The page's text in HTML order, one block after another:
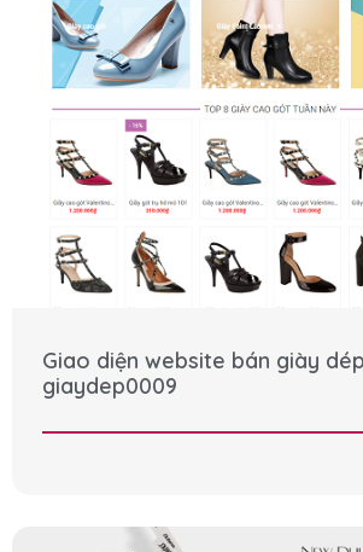
Giao diện website bán giày
giaydep0009